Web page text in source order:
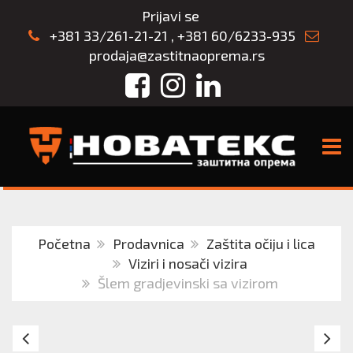
Prijavi se
+381 33/261-21-21 , +381 60/6233-935
prodaja@zastitnaoprema.rs
FacebookInstagram
LinkedIn
Početna Prodavnica
Zaštita očiju i lica
Viziri i nosači vizira
Šlem gradjevinski sa vizirom
Vizir